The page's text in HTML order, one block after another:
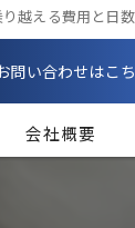
越える費用と日
問い合わせはこ
会社概要